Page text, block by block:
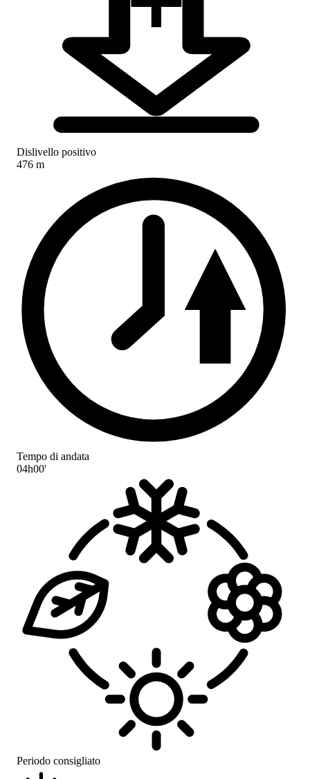
Dislivello positivo
476 m
Tempo di andata
04h00'
Periodo consigliato